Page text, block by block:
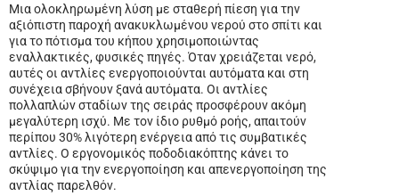
Μια ολοκληρωμένη λύση με σταθερή πίεση για την
αξιόπιστη παροχή ανακυκλωμένου νερού στο σπίτι και
για το πότισμα του κήπου χρησιμοποιώντας
εναλλακτικές, φυσικές πηγές. Όταν χρειάζεται νερό,
αυτές οι αντλίες ενεργοποιούνται αυτόματα και στη
συνέχεια σβήνουν ξανά αυτόματα. Οι αντλίες
πολλαπλών σταδίων της σειράς προσφέρουν ακόμη
μεγαλύτερη ισχύ. Με τον ίδιο ρυθμό ροής, απαιτούν
περίπου 30% λιγότερη ενέργεια από τις συμβατικές
αντλίες. Ο εργονομικός ποδοδιακόπτης κάνει το
σκύψιμο για την ενεργοποίηση και απενεργοποίηση της
αντλίας παρελθόν.